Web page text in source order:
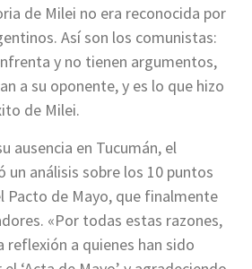
de Milei no era reconocida por
Así son los comunistas:
y no tienen argumentos,
a su oponente, y es lo que hizo
de Milei.
ausencia en Tucumán, el
un análisis sobre los 10 puntos
Pacto de Mayo, que finalmente
«Por todas estas razones,
reflexión a quienes han sido